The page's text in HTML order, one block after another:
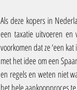
Als deze kopers in
een taxatie uitvoeren
voorkomen dat ze ‘een
met het idee om een
en regels en weten niet
het hele aankoopproces